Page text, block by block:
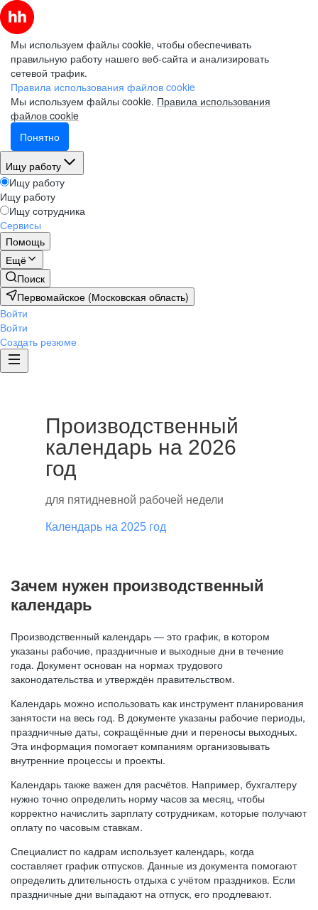
Мы используем файлы cookie, чтобы обеспечивать
правильную работу нашего веб-сайта и анализировать
сетевой трафик.
Правила использования файлов cookie
Мы используем файлы cookie. Правила использования
файлов cookie
Понятно
Ищу работу
Ищу работу
Ищу работу
Ищу сотрудника
Сервисы
Помощь
Ещё
Поиск
Первомайское (Московская область)
Войти
Войти
Создать резюме
Производственный
календарь на 2026
год
для пятидневной рабочей недели
Календарь на 2025 год
Зачем нужен производственный
календарь
Производственный календарь — это график, в котором
указаны рабочие, праздничные и выходные дни в течение
года. Документ основан на нормах трудового
законодательства и утверждён правительством.
Календарь можно использовать как инструмент планирования
занятости на весь год. В документе указаны рабочие периоды,
праздничные даты, сокращённые дни и переносы выходных.
Эта информация помогает компаниям организовывать
внутренние процессы и проекты.
Календарь также важен для расчётов. Например, бухгалтеру
нужно точно определить норму часов за месяц, чтобы
корректно начислить зарплату сотрудникам, которые получают
оплату по часовым ставкам.
Специалист по кадрам использует календарь, когда
составляет график отпусков. Данные из документа помогают
определить длительность отдыха с учётом праздников. Если
праздничные дни выпадают на отпуск, его продлевают.